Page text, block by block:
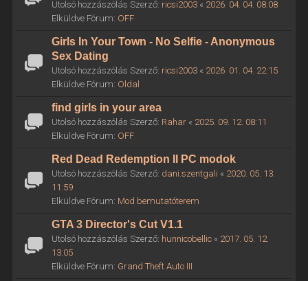
Utolsó hozzászólás Szerző: ricsi2003« 2026. 04. 04. 08:08
Elküldve Fórum: OFF
Girls In Your Town - No Selfie - Anonymous
Sex Dating
Utolsó hozzászólás Szerző: ricsi2003« 2026. 01. 04. 22:15
Elküldve Fórum: Oldal
find girls in your area
Utolsó hozzászólás Szerző: Rahar« 2025. 09. 12. 08:11
Elküldve Fórum: OFF
Red Dead Redemption II PC modok
Utolsó hozzászólás Szerző: dani.szentgali « 2020. 05. 13.
11:59
Elküldve Fórum: Mod bemutatóterem
GTA 3 Director's Cut V1.1
Utolsó hozzászólás Szerző: hunnicobellic« 2017. 05. 12.
13:05
Elküldve Fórum: Grand Theft Auto III